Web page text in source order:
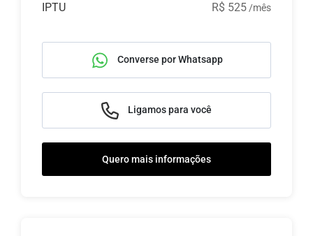
IPTU R$ 525 /mês
Converse por Whatsapp
Ligamos para você
Quero mais informações